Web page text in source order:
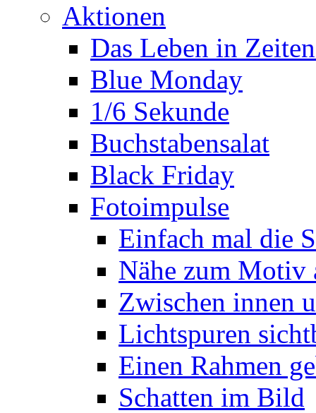
Aktionen
Das Leben in
Blue Monday
1/6 Sekunde
Buchstabensalat
Black Friday
Fotoimpulse
Einfach mal die
Nähe zum Motiv
Zwischen innen
Lichtspuren
Einen Rahmen
Schatten im Bild